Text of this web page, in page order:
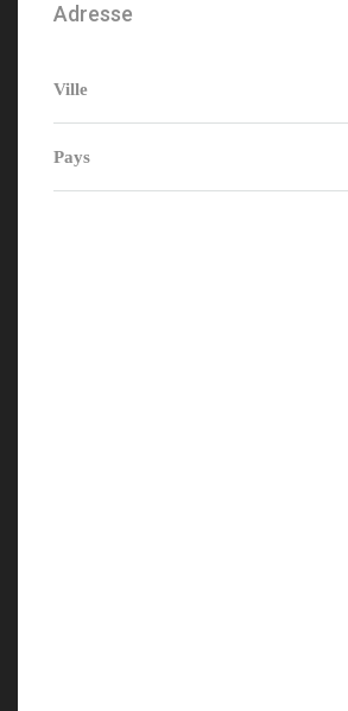
Adresse
Ville
Pays